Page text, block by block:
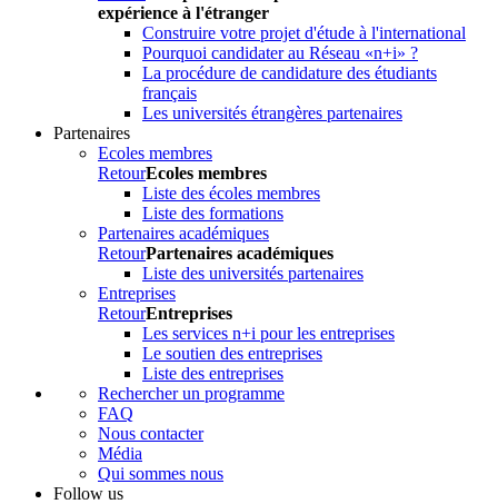
expérience à l'étranger
Construire votre projet d'étude à l'international
Pourquoi candidater au Réseau «n+i» ?
La procédure de candidature des étudiants
français
Les universités étrangères partenaires
Partenaires
Ecoles membres
RetourEcoles membres
Liste des écoles membres
Liste des formations
Partenaires académiques
RetourPartenaires académiques
Liste des universités partenaires
Entreprises
RetourEntreprises
Les services n+i pour les entreprises
Le soutien des entreprises
Liste des entreprises
Rechercher un programme
FAQ
Nous contacter
Média
Qui sommes nous
Follow us